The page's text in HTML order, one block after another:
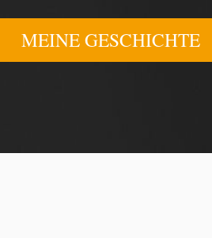
MEINE GESCHICHTE